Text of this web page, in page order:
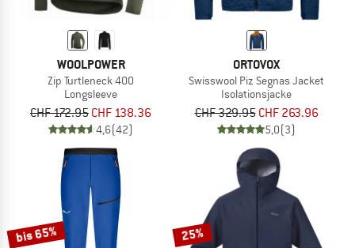
WOOLPOWER
Zip Turtleneck 400
Longsleeve
CHF 172.95 CHF 138.36
4,6(42)
ORTOVOX
Swisswool Piz Segnas Jacket
Isolationsjacke
CHF 329.95 CHF 263.96
5,0(3)
bis 65% 25%